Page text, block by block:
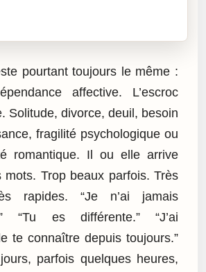
pourtant toujours le même :
affective. L’escroc
Solitude, divorce, deuil, besoin
fragilité psychologique ou
romantique. Il ou elle arrive
mots. Trop beaux parfois. Très
rapides. “Je n’ai jamais
“Tu es différente.” “J’ai
te connaître depuis toujours.”
parfois quelques heures,